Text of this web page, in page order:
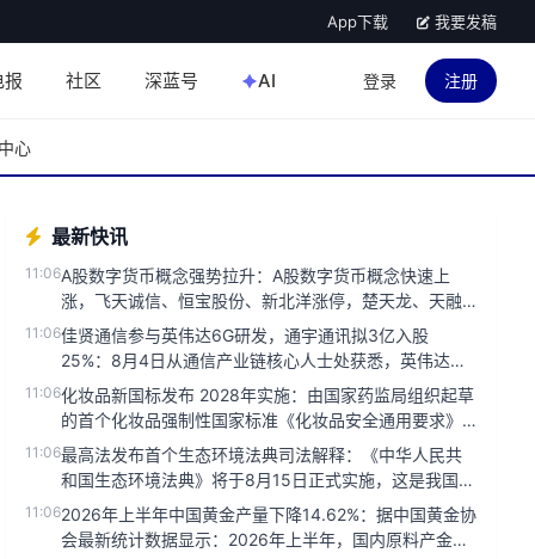
App下载 我要发稿
报 社区 深蓝号 AI 登录 注册
心
最新快讯
11:06A股数字货币概念强势拉升：A股数字货币概念快速上
涨，飞天诚信、恒宝股份、新北洋涨停，楚天龙、天融
信、优博讯、创识科技涨超...
11:06佳贤通信参与英伟达6G研发，通宇通讯拟3亿入股
25%：8月4日从通信产业链核心人士处获悉，英伟达正
在加速进入电信运营商市...
11:06化妆品新国标发布 2028年实施：由国家药监局组织起草
的首个化妆品强制性国家标准《化妆品安全通用要求》
今天发布，将于20...
11:06最高法发布首个生态环境法典司法解释：《中华人民共
和国生态环境法典》将于8月15日正式实施，这是我国第
二部以‘法典’命名的...
11:062026年上半年中国黄金产量下降14.62%：据中国黄金协
会最新统计数据显示：2026年上半年，国内原料产金